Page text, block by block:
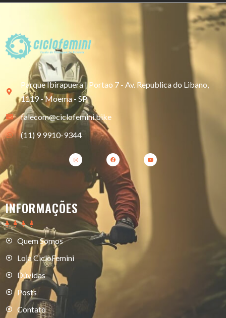
Parque Ibirapuera | Portao 7 - Av. Republica do Libano,
1119 - Moema - SP
falecom@ciclofemini.bike
(11) 9 9910-9344
INFORMAÇÕES
Quem Somos
Loja CicloFemini
Dúvidas
Posts
Contato